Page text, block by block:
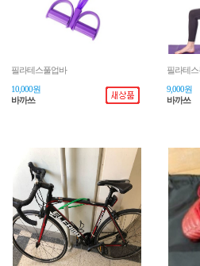
필라테스풀업바
10,000원
바까쓰
필라테스
9,000원
바까쓰